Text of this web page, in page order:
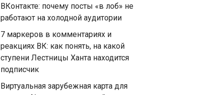
ВКонтакте: почему посты «в лоб» не
работают на холодной аудитории
7 маркеров в комментариях и
реакциях ВК: как понять, на какой
ступени Лестницы Ханта находится
подписчик
Виртуальная зарубежная карта для